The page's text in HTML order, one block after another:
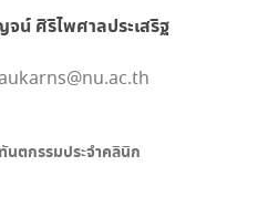
น์ ศิริไพศาลประเสริฐ
ตกรรมประจำคลินิก